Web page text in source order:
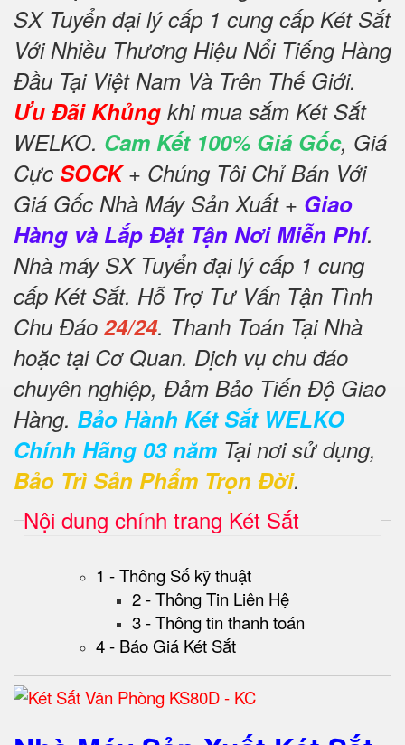
SX Tuyển đại lý cấp 1 cung cấp Két Sắt
Với Nhiều Thương Hiệu Nổi Tiếng Hàng
Đầu Tại Việt Nam Và Trên Thế Giới.
Ưu Đãi Khủng khi mua sắm Két Sắt
WELKO. Cam Kết 100% Giá Gốc, Giá
Cực SOCK+ Chúng Tôi Chỉ Bán Với
Giá Gốc Nhà Máy Sản Xuất + Giao
Hàng và Lắp Đặt Tận Nơi Miễn Phí.
Nhà máy SX Tuyển đại lý cấp 1 cung
cấp Két Sắt. Hỗ Trợ Tư Vấn Tận Tình
Chu Đáo 24/24. Thanh Toán Tại Nhà
hoặc tại Cơ Quan. Dịch vụ chu đáo
chuyên nghiệp, Đảm Bảo Tiến Độ Giao
Hàng. Bảo Hành Két Sắt WELKO
Chính Hãng 03 năm Tại nơi sử dụng,
Bảo Trì Sản Phẩm Trọn Đời.
Nội dung chính trang Két Sắt
1 - Thông Số kỹ thuật
2 - Thông Tin Liên Hệ
3 - Thông tin thanh toán
4 - Báo Giá Két Sắt